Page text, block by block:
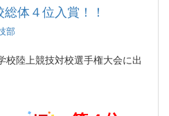
体４位入賞！！
部
校陸上競技対校選手権大会に出